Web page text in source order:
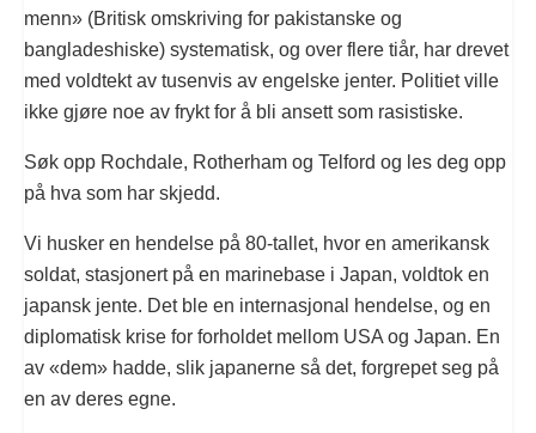
menn» (Britisk omskriving for pakistanske og
bangladeshiske) systematisk, og over flere tiår, har drevet
med voldtekt av tusenvis av engelske jenter. Politiet ville
ikke gjøre noe av frykt for å bli ansett som rasistiske.
Søk opp Rochdale, Rotherham og Telford og les deg opp
på hva som har skjedd.
Vi husker en hendelse på 80-tallet, hvor en amerikansk
soldat, stasjonert på en marinebase i Japan, voldtok en
japansk jente. Det ble en internasjonal hendelse, og en
diplomatisk krise for forholdet mellom USA og Japan. En
av «dem» hadde, slik japanerne så det, forgrepet seg på
en av deres egne.